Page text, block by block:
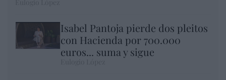
Isabel Pantoja pierde dos pleitos
con Hacienda por 700.000
euros... suma y sigue